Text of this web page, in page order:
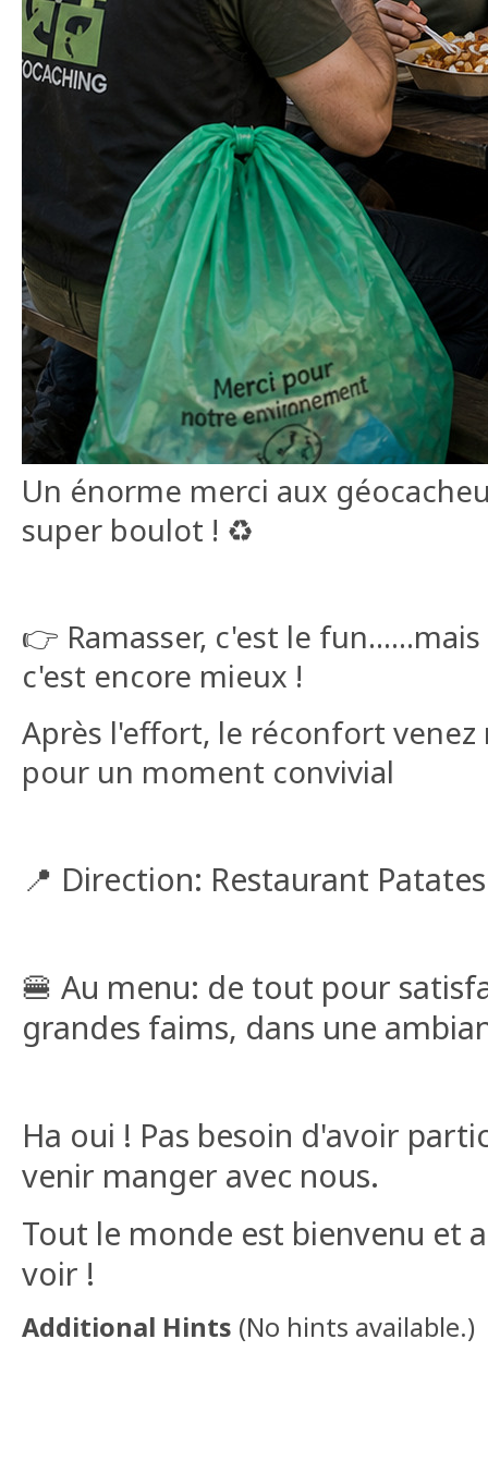
Un énorme merci aux
super boulot ! ♻️
👉 Ramasser, c'est le
c'est encore mieux !
Après l'effort, le réconfort
pour un moment convivial
📍 Direction: Restaurant
🍔 Au menu: de tout pour
grandes faims, dans une
Ha oui ! Pas besoin d'avoir
venir manger avec nous.
Tout le monde est bienvenu et
voir !
Additional Hints (No hints available.)